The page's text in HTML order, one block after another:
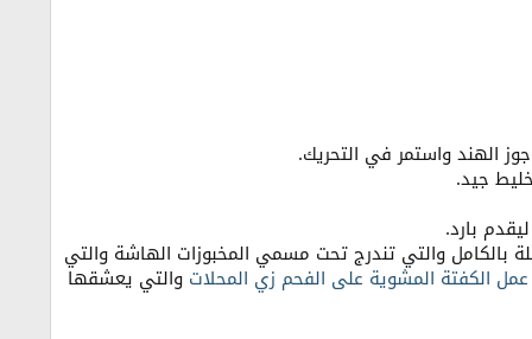
الهند واستمر في التحريك.
جيد.
بالكامل والتي تندرج تحت مسمي المخبوزات الهاشة والتي
الكفتة المشوية على الفحم زي المحلات والتي يعشقها